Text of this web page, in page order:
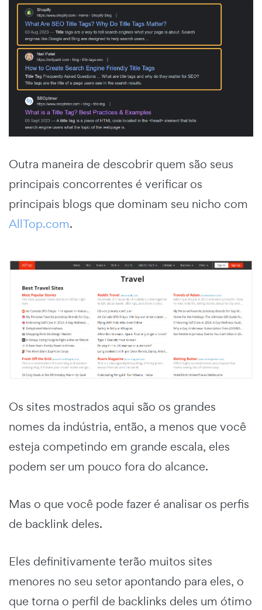
Outra maneira de descobrir quem são seus
principais concorrentes é verificar os
principais blogs que dominam seu nicho com
AllTop.com.
Os sites mostrados aqui são os grandes
nomes da indústria, então, a menos que você
esteja competindo em grande escala, eles
podem ser um pouco fora do alcance.
Mas o que você pode fazer é analisar os perfis
de backlink deles.
Eles definitivamente terão muitos sites
menores no seu setor apontando para eles, o
que torna o perfil de backlinks deles um ótimo